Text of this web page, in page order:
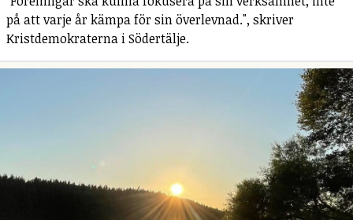
på att varje år kämpa för sin överlevnad.", skriver
Kristdemokraterna i Södertälje.